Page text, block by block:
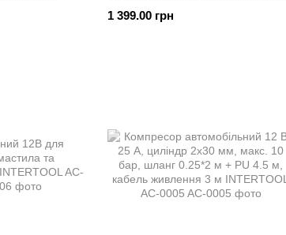
900410
900409
1 399.00 грн